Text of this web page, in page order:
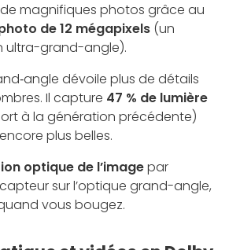
de magnifiques photos grâce au
de 12 mégapixels (un
ultra-grand-angle).
dévoile plus de détails
Il capture 47 % de lumière
à la génération précédente)
plus belles.
optique de l’imagepar
sur l’optique grand-angle,
vous bougez.